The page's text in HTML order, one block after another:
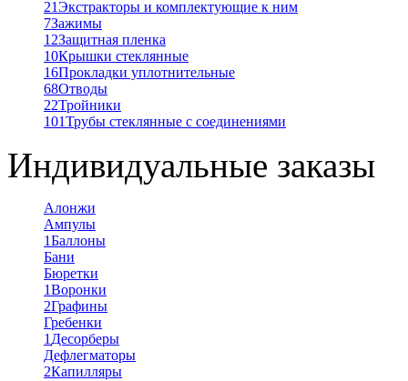
21Экстракторы и комплектующие к ним
7Зажимы
12Защитная пленка
10Крышки стеклянные
16Прокладки уплотнительные
68Отводы
22Тройники
101Трубы стеклянные с соединениями
Индивидуальные заказы
Алонжи
Ампулы
1Баллоны
Бани
Бюретки
1Воронки
2Графины
Гребенки
1 Десорберы
Дефлегматоры
2Капилляры